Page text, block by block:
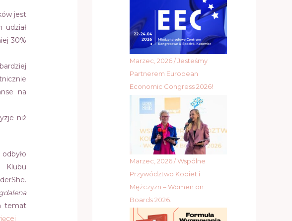
jest
udział
30%
na
niż
Klubu
temat
Marzec, 2026 / Jesteśmy
Partnerem European
Economic Congress 2026!
Marzec, 2026 / Wspólne
Przywództwo Kobiet i
Mężczyzn – Women on
Boards 2026.